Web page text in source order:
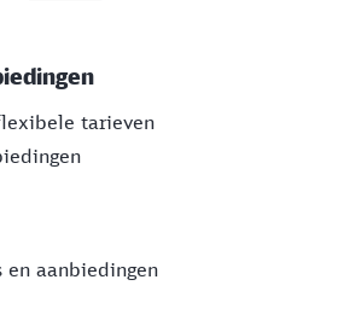
tarieven
aanbiedingen